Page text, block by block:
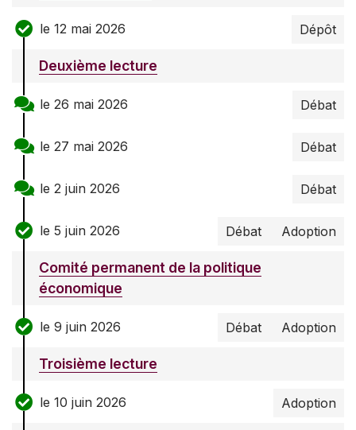
le 12 mai 2026 Dépôt
Deuxième lecture
le 26 mai 2026 Débat
le 27 mai 2026 Débat
le 2 juin 2026 Débat
le 5 juin 2026 Débat Adoption
Comité permanent de la politique
économique
le 9 juin 2026 Débat Adoption
Troisième lecture
le 10 juin 2026 Adoption